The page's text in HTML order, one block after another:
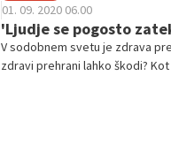
01. 09. 2020 06.00
'Ljudje se pogosto
V sodobnem svetu je zdrava
zdravi prehrani lahko škodi?